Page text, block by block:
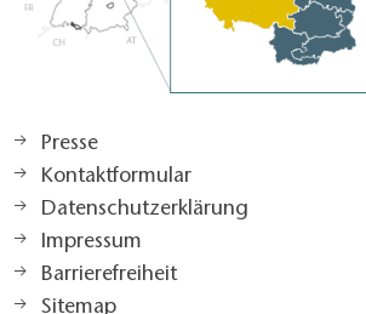
Presse
Kontaktformular
Datenschutzerklärung
Impressum
Barrierefreiheit
Sitemap